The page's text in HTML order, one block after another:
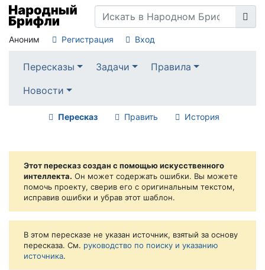
Аноним Регистрация Вход
Пересказы Задачи
Правила
Новости
Пересказ Править История
Этот пересказ создан с помощью искусственного
интеллекта. Он может содержать ошибки. Вы можете
помочь проекту, сверив его с оригинальным текстом,
исправив ошибки и убрав этот шаблон.
В этом пересказе не указан источник, взятый за основу
пересказа. См. руководство по поиску и указанию
источника.